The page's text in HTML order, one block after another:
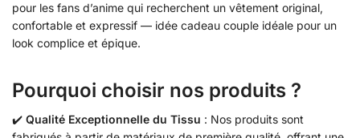
pour les fans d’anime qui recherchent un vêtement original,
confortable et expressif — idée cadeau couple idéale pour un
look complice et épique.
Pourquoi choisir nos produits ?
✔️ Qualité Exceptionnelle du Tissu : Nos produits sont